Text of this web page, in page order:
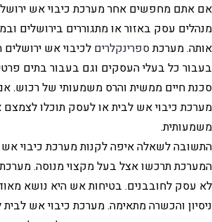
אם אתם מחפשים אחר מערכת כיבוי אש
מנהלים עסק באזור או מתגוררים בירושלים
אותה. מערכתספרינקלרים לכיבוי אש
בעבור כל בעלי העסקים וגם בעבור בתים
סכנת חיים ממשית והרס משמעותי של רכוש.
מערכת כיבוי אש לבית או לעסק תוכלו לצמצם
משמעותית.
התשובה לשאלה איפה לקנות מערכת כיבוי
המערכת תרכשו אצל בעל מקצוי מנוסה. מערכת
לא עסק לחובבנים. בטיחות אש היא נושא
ניסיון והכשרה מתאימה. מערכת כיבוי אש לבית